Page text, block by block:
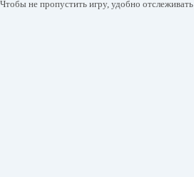
Чтобы не пропустить игру, удобно отслеживать